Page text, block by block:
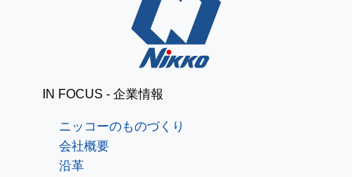
IN FOCUS - 企業情報
ニッコーのものづくり
会社概要
沿革